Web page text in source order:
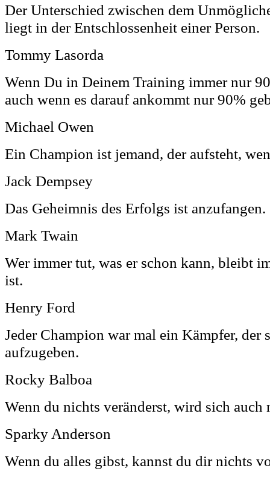
Der Unterschied zwischen dem
liegt in der Entschlossenheit einer Person.
Tommy Lasorda
Wenn Du in Deinem Training immer nur
auch wenn es darauf ankommt nur 90%
Michael Owen
Ein Champion ist jemand, der aufsteht,
Jack Dempsey
Das Geheimnis des Erfolgs ist anzufangen.
Mark Twain
Wer immer tut, was er schon kann, bleibt
ist.
Henry Ford
Jeder Champion war mal ein Kämpfer, der
aufzugeben.
Rocky Balboa
Wenn du nichts veränderst, wird sich auch
Sparky Anderson
Wenn du alles gibst, kannst du dir nichts